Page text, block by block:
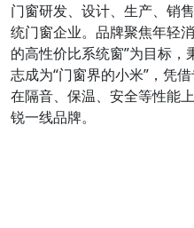
门窗研发、设计、生产、销
统门窗企业。品牌聚焦年轻
的高性价比系统窗”为目标，
志成为“门窗界的小米”，凭
在隔音、保温、安全等性能
锐一线品牌。